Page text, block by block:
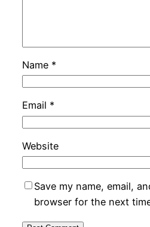
Name *
Email *
Website
Save my name, email,
browser for the next